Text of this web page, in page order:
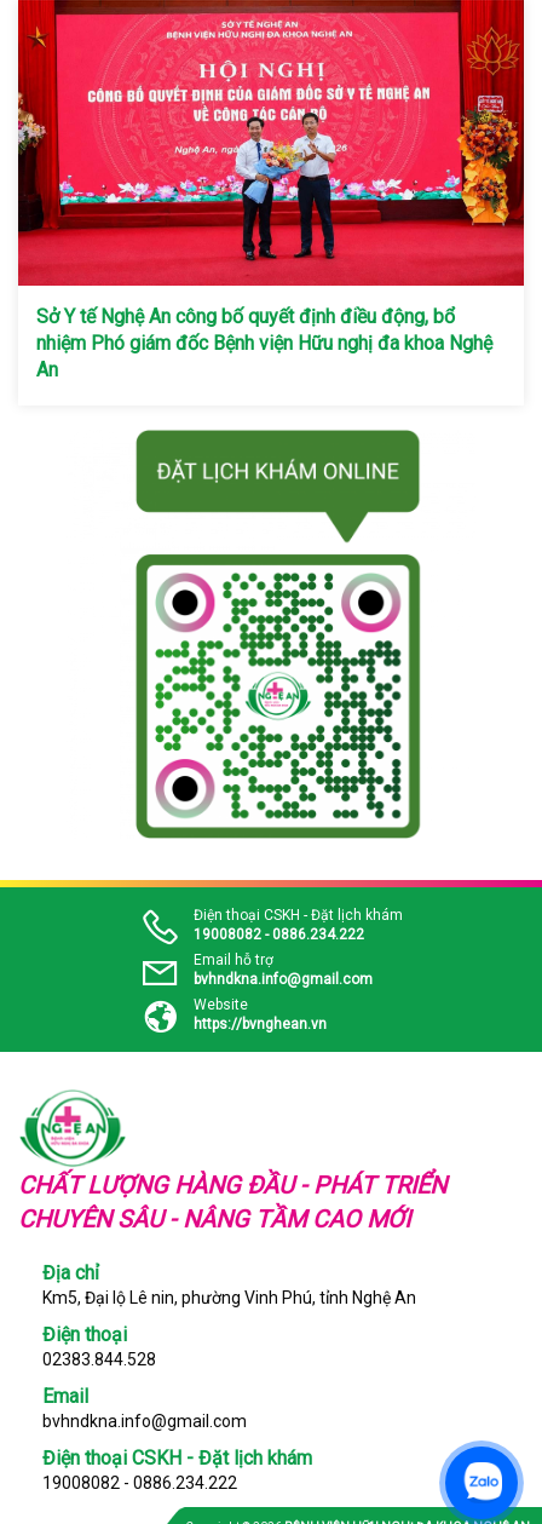
Sở Y tế Nghệ An công bố quyết định điều động, bổ
nhiệm Phó giám đốc Bệnh viện Hữu nghị đa khoa Nghệ
An
Điện thoại CSKH - Đặt lịch khám
19008082 - 0886.234.222
Email hỗ trợ
bvhndkna.info@gmail.com
Website
https://bvnghean.vn
CHẤT LƯỢNG HÀNG ĐẦU - PHÁT TRIỂN
CHUYÊN SÂU - NÂNG TẦM CAO MỚI
Địa chỉ
Km5, Đại lộ Lê nin, phường Vinh Phú, tỉnh Nghệ An
Điện thoại
02383.844.528
Email
bvhndkna.info@gmail.com
Điện thoại CSKH - Đặt lịch khám
19008082 - 0886.234.222